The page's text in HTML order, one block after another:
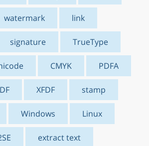
watermark link
signature TrueType
CMYK PDFA
XFDF stamp
Windows Linux
extract text